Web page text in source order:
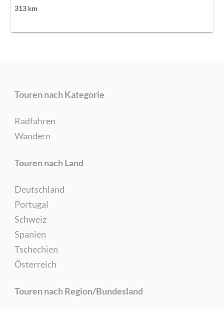
313km
Touren nach Kategorie
Radfahren
Wandern
Touren nach Land
Deutschland
Portugal
Schweiz
Spanien
Tschechien
Österreich
Touren nach Region/Bundesland